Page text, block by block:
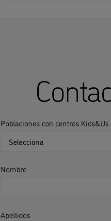
Poblaciones con centros Kids&Us
Nombre
Apellidos